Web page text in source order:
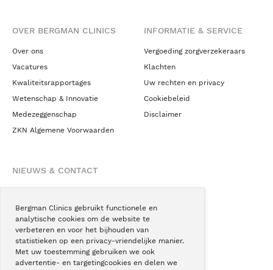
Bergman Clinics gebruikt functionele en
analytische cookies om de website te
verbeteren en voor het bijhouden van
statistieken op een privacy-vriendelijke manier.
Met uw toestemming gebruiken we ook
advertentie- en targetingcookies en delen we
OVER BERGMAN CLINICS
Over ons
Vacatures
Kwaliteitsrapportages
Wetenschap & Innovatie
Medezeggenschap
ZKN Algemene Voorwaarden
INFORMATIE & SERVICE
Vergoeding zorgverzekeraars
Klachten
Uw rechten en privacy
Cookiebeleid
Disclaimer
NIEUWS & CONTACT
Blogs
Podcast
Pressroom
Instagram